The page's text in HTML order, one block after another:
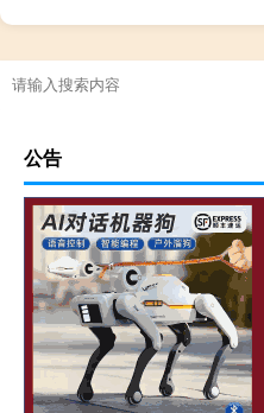
公告